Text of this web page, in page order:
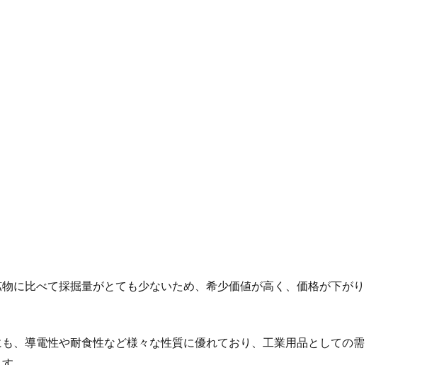
物に比べて採掘量がとても少ないため、希少価値が高く、価格が下がり
、導電性や耐食性など様々な性質に優れており、工業用品としての需